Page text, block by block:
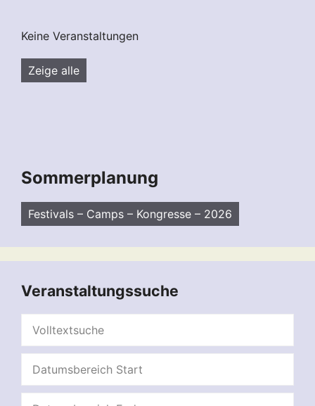
Keine Veranstaltungen
Zeige alle
Sommerplanung
Festivals – Camps – Kongresse – 2026
Veranstaltungssuche